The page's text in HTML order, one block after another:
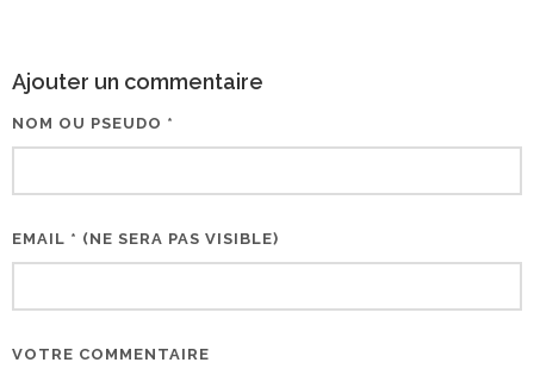
Ajouter un commentaire
NOM OU PSEUDO *
EMAIL * (NE SERA PAS VISIBLE)
VOTRE COMMENTAIRE